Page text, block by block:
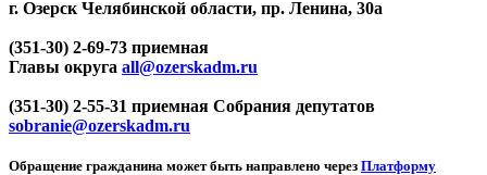
г. Озерск Челябинской области, пр. Ленина, 30а
(351-30) 2-69-73 приемная
Главы округа all@ozerskadm.ru
(351-30) 2-55-31 приемная Собрания депутатов
sobranie@ozerskadm.ru
Обращение гражданина может быть направлено через Платформу